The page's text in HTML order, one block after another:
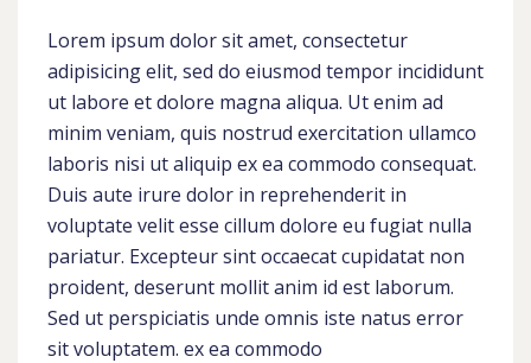
Lorem ipsum dolor sit amet, consectetur
adipisicing elit, sed do eiusmod tempor incididunt
ut labore et dolore magna aliqua. Ut enim ad
minim veniam, quis nostrud exercitation ullamco
laboris nisi ut aliquip ex ea commodo consequat.
Duis aute irure dolor in reprehenderit in
voluptate velit esse cillum dolore eu fugiat nulla
pariatur. Excepteur sint occaecat cupidatat non
proident, deserunt mollit anim id est laborum.
Sed ut perspiciatis unde omnis iste natus error
sit voluptatem. ex ea commodo